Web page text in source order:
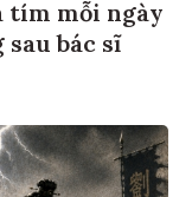
tím mỗi ngày
bác sĩ